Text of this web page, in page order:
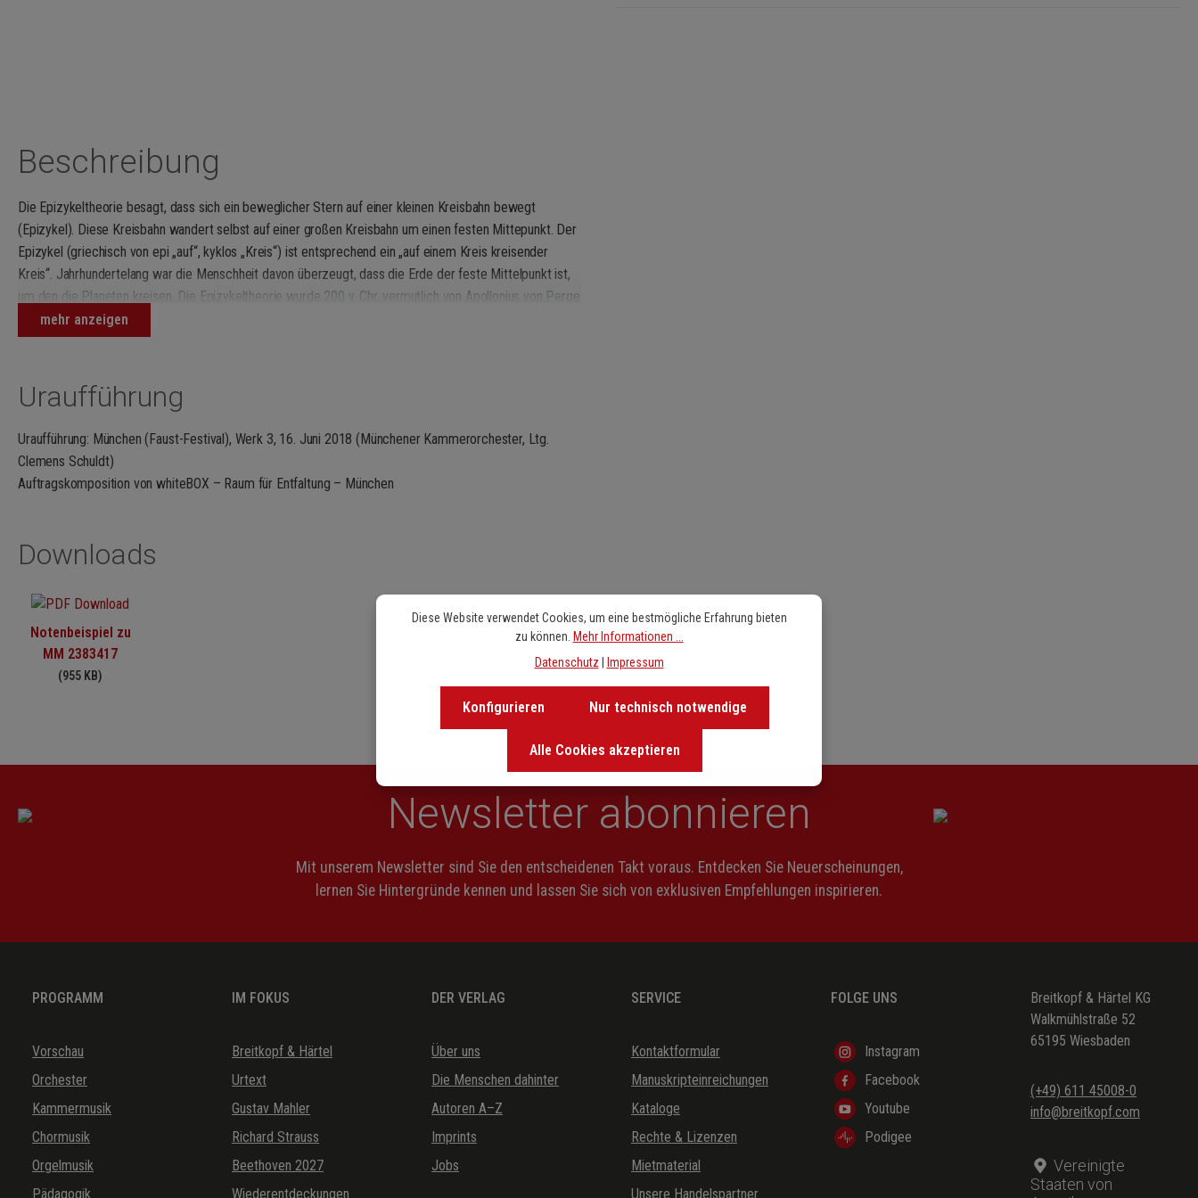
Beschreibung
Die Epizykeltheorie besagt, dass sich ein beweglicher Stern auf einer kleinen Kreisbahn bewegt
(Epizykel). Diese Kreisbahn wandert selbst auf einer großen Kreisbahn um einen festen Mittepunkt. Der
Epizykel (griechisch von epi „auf“, kyklos „Kreis“) ist entsprechend ein „auf einem Kreis kreisender
Kreis“. Jahrhundertelang war die Menschheit davon überzeugt, dass die Erde der feste Mittelpunkt ist,
um den die Planeten kreisen. Die Epizykeltheorie wurde 200 v. Chr. vermutlich von Apollonius von Perge
entwickelt und von Ptolemäus vollendet. Sie hielt sich hartnäckig bis ins 16. Jahrhundert, obwohl einige
Wissenschaftler Gegenmodelle entwickelten. Erst später konnten sie sich durchsetzen.
imaginäres Zentrum kreisen. Die beiden Klangquellen Sound-Noise-Acrobats und Streichorchester
abarbeiten müssen und die anderen sich frei in Tonhöhe dem widersetzen können. Das imaginäre
Zentrum wird teilweise ausgehebelt, um am Ende des Stücks gänzlich seinen Einfluss zu verlieren.
mehr anzeigen
Uraufführung
Uraufführung: München (Faust-Festival), Werk 3, 16. Juni 2018 (Münchener Kammerorchester, Ltg.
Clemens Schuldt)
Auftragskomposition von whiteBOX – Raum für Entfaltung – München
Downloads
Notenbeispiel zu
MM 2383417
(955 KB)
Newsletter abonnieren
Mit unserem Newsletter sind Sie den entscheidenen Takt voraus. Entdecken Sie Neuerscheinungen,
lernen Sie Hintergründe kennen und lassen Sie sich von exklusiven Empfehlungen inspirieren.
PROGRAMM
Vorschau
Orchester
Kammermusik
Chormusik
Orgelmusik
Pädagogik
IM FOKUS
Breitkopf & Härtel
Urtext
Gustav Mahler
Richard Strauss
Beethoven 2027
Wiederentdeckungen
DER VERLAG
Über uns
Die Menschen dahinter
Autoren A–Z
Imprints
Jobs
SERVICE
Kontaktformular
Manuskripteinreichungen
Kataloge
Rechte & Lizenzen
Mietmaterial
Unsere Handelspartner
FOLGE UNS
Instagram
Facebook
Youtube
Podigee
Breitkopf & Härtel KG
Walkmühlstraße 52
65195 Wiesbaden
(+49) 611 45008-0
info@breitkopf.com
Vereinigte
Staaten von
Diese Website verwendet Cookies, um eine bestmögliche Erfahrung bieten
zu können. Mehr Informationen ...
Datenschutz | Impressum
Nur technisch notwendige
Konfigurieren
Alle Cookies akzeptieren